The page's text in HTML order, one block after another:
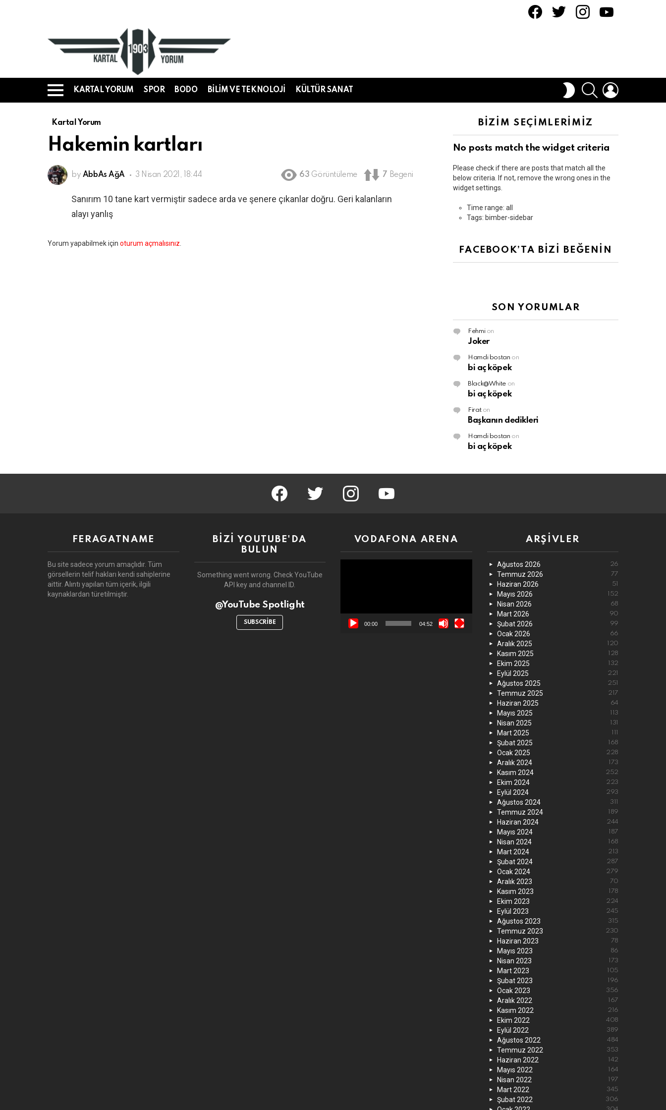
Menü
KARTAL YORUM SPOR BODO BILIM VE TEKNOLOJI KÜLTÜR SANAT
DIŞ
GÖRÜNÜMÜ
ARAMA
AÇ
Kartal Yorum
Hakemin kartları
by AbbAs AğA 3 Nisan 2021, 18:44 63 Görüntüleme 7 Begeni
Sanırım 10 tane kart vermiştir sadece arda ve şenere çıkanlar doğru. Geri kalanların
alayı yanlış
Bir
Yorum yapabilmek için oturum açmalısınız
BİZİM SEÇİMLERİMİZ
No posts match the widget criteria
Please check if there are posts that match all the
below criteria. If not, remove the wrong ones in the
widget settings.
Time range: all
Tags: bimber-sidebar
FACEBOOK’TA BİZİ BEĞENİN
SON YORUMLAR
Fehmion
Joker
Hamdi bostan on
bi aç köpek
Black@White on
bi aç köpek
Firaton
Başkanın dedikleri
Hamdi bostan on
bi aç köpek
facebook twitter instagram youtube
FERAGATNAME
Bu site sadece yorum amaçlıdır. Tüm
görsellerin telif hakları kendi sahiplerine
aittir. Alıntı yapılan tüm içerik, ilgili
kaynaklardan türetilmiştir.
BİZİ YOUTUBE'DA
BULUN
Something went wrong. Check YouTube
API key and channel ID.
@YouTube Spotlight
SUBSCRIBE
VODAFONA ARENA
00:00 04:52
ARŞIVLER
Ağustos 2026 26
Temmuz 2026 77
Haziran 2026 51
Mayıs 2026 152
Nisan 2026 68
Mart 2026 90
Şubat 2026 99
Ocak 2026 66
Aralık 2025 120
Kasım 2025 128
Ekim 2025 132
Eylül 2025 221
Ağustos 2025 251
Temmuz 2025 217
Haziran 2025 64
Mayıs 2025 113
Nisan 2025 131
Mart 2025 111
Şubat 2025 168
Ocak 2025 228
Aralık 2024 173
Kasım 2024 252
Ekim 2024 223
Eylül 2024 293
Ağustos 2024 311
Temmuz 2024 189
Haziran 2024 244
Mayıs 2024 187
Nisan 2024 168
Mart 2024 213
Şubat 2024 287
Ocak 2024 279
Aralık 2023 70
Kasım 2023 178
Ekim 2023 224
Eylül 2023 245
Ağustos 2023 315
Temmuz 2023 230
Haziran 2023 78
Mayıs 2023 86
Nisan 2023 173
Mart 2023 105
Şubat 2023 196
Ocak 2023 356
Aralık 2022 167
Kasım 2022 216
Ekim 2022 408
Eylül 2022 389
Ağustos 2022 484
Temmuz 2022 353
Haziran 2022 142
Mayıs 2022 164
Nisan 2022 197
Mart 2022 345
Şubat 2022 306